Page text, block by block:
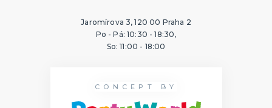
Jaromírova 3, 120 00 Praha 2
Po - Pá: 10:30 - 18:30,
So: 11:00 - 18:00
CONCEPT BY